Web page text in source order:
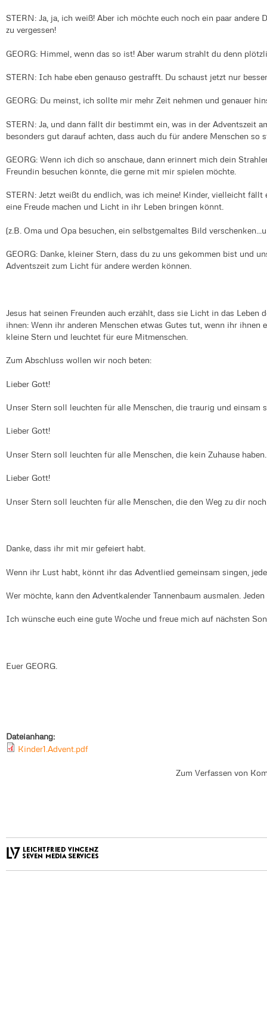
STERN: Ja, ja, ich weiß! Aber ich möchte euch noch ein paar
zu vergessen!
GEORG: Himmel, wenn das so ist! Aber warum strahlt du denn
STERN: Ich habe eben genauso gestrafft. Du schaust jetzt nur
GEORG: Du meinst, ich sollte mir mehr Zeit nehmen und genauer
STERN: Ja, und dann fällt dir bestimmt ein, was in der Adventszeit
besonders gut darauf achten, dass auch du für andere Menschen so
GEORG: Wenn ich dich so anschaue, dann erinnert mich dein
Freundin besuchen könnte, die gerne mit mir spielen möchte.
STERN: Jetzt weißt du endlich, was ich meine! Kinder, vielleicht fällt
eine Freude machen und Licht in ihr Leben bringen könnt.
(z.B. Oma und Opa besuchen, ein selbstgemaltes Bild
GEORG: Danke, kleiner Stern, dass du zu uns gekommen bist und
Adventszeit zum Licht für andere werden können.
Jesus hat seinen Freunden auch erzählt, dass sie Licht in das Leben
ihnen: Wenn ihr anderen Menschen etwas Gutes tut, wenn ihr ihnen
kleine Stern und leuchtet für eure Mitmenschen.
Zum Abschluss wollen wir noch beten:
Lieber Gott!
Unser Stern soll leuchten für alle Menschen, die traurig und einsam
Lieber Gott!
Unser Stern soll leuchten für alle Menschen, die kein Zuhause
Lieber Gott!
Unser Stern soll leuchten für alle Menschen, die den Weg zu dir
Danke, dass ihr mit mir gefeiert habt.
Wenn ihr Lust habt, könnt ihr das Adventlied gemeinsam singen,
Wer möchte, kann den Adventkalender Tannenbaum ausmalen.
Ich wünsche euch eine gute Woche und freue mich auf nächsten
Euer GEORG.
Dateianhang:
Kinder1.Advent.pdf
Zum Verfassen von